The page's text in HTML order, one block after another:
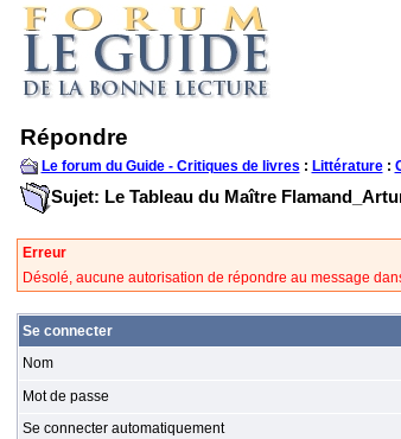
Répondre
Le forum du Guide - Critiques de livres : Littérature:
Sujet: Le Tableau du Maître
Erreur
Désolé, aucune autorisation de répondre au message
Se connecter
Nom
Mot de passe
Se connecter automatiquement